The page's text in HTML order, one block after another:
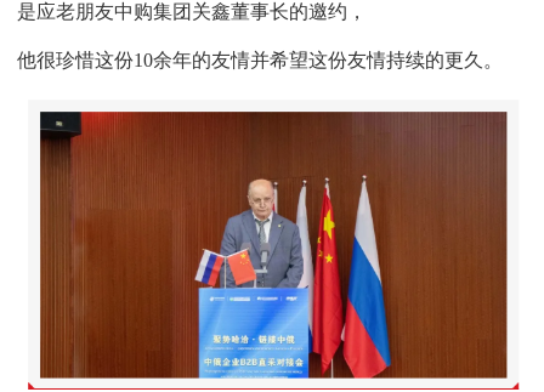
是应老朋友中购集团关鑫董事长的邀约，
他很珍惜这份10余年的友情并希望这份友情持续的更久。